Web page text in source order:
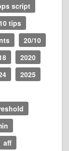
script
10 tips
20/10
2020
2025
aff